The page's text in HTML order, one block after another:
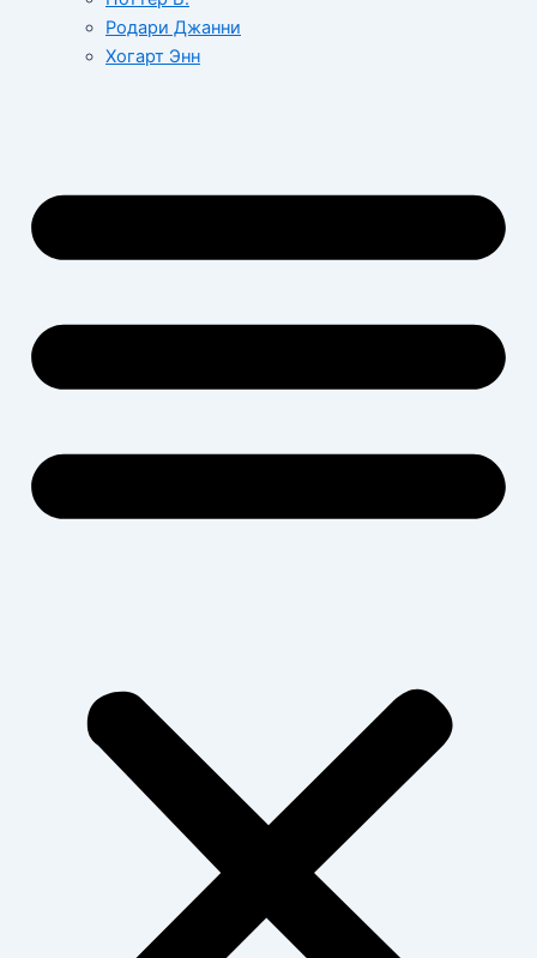
Родари Джанни
Хогарт Энн